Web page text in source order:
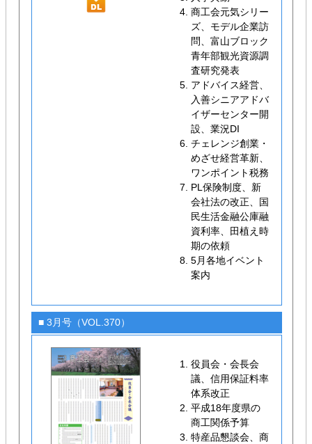
商工会元気シリー
ズ、モデル企業訪
問、富山ブロック
青年部観光資源調
査研究発表
アドバイス経営、
入善シニアアドバ
イザーセンター開
設、業況DI
チェレンジ創業・
めざせ経営革新、
ワンポイント税務
PL保険制度、新
会社法の改正、国
民生活金融公庫融
資利率、田植え時
期の依頼
5月各地イベント
案内
■ 3月号（VOL.370）
役員会・会長会
議、信用保証料率
体系改正
平成18年度県の
商工関係予算
特産品懇談会、商